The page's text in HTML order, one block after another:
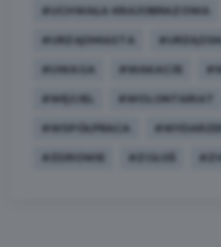
#UCHWAŁA KRAJOBRAZOWA
#URZĄDMIASTA
#UWAGA #WAKACJE
#WĘGIEL #WOLONTARIAT
#WSPÓŁPRACA
#ZDROWIE #ZGŁOŚ